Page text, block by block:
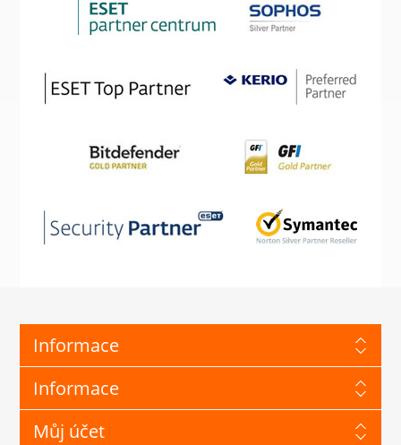
Informace
Informace
Můj účet